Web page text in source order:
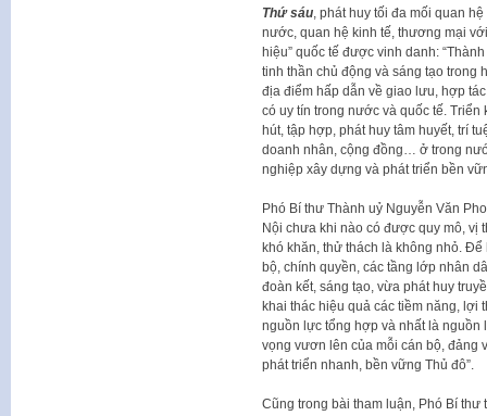
Thứ sáu, phát huy tối đa mối quan
nước, quan hệ kinh tế, thương mại
hiệu” quốc tế được vinh danh:
tinh thần chủ động và sáng tạo trong
địa điểm hấp dẫn về giao lưu, hợp
có uy tín trong nước và quốc tế.
hút, tập hợp, phát huy tâm huyết, trí
doanh nhân, cộng đồng… ở trong
nghiệp xây dựng và phát triển bền
Phó Bí thư Thành uỷ Nguyễn Văn
Nội chưa khi nào có được quy mô, vị
khó khăn, thử thách là không nhỏ.
bộ, chính quyền, các tầng lớp nhân
đoàn kết, sáng tạo, vừa phát huy
khai thác hiệu quả các tiềm năng,
nguồn lực tổng hợp và nhất là nguồn
vọng vươn lên của mỗi cán bộ, đảng
phát triển nhanh, bền vững Thủ đô”.
Cũng trong bài tham luận, Phó Bí